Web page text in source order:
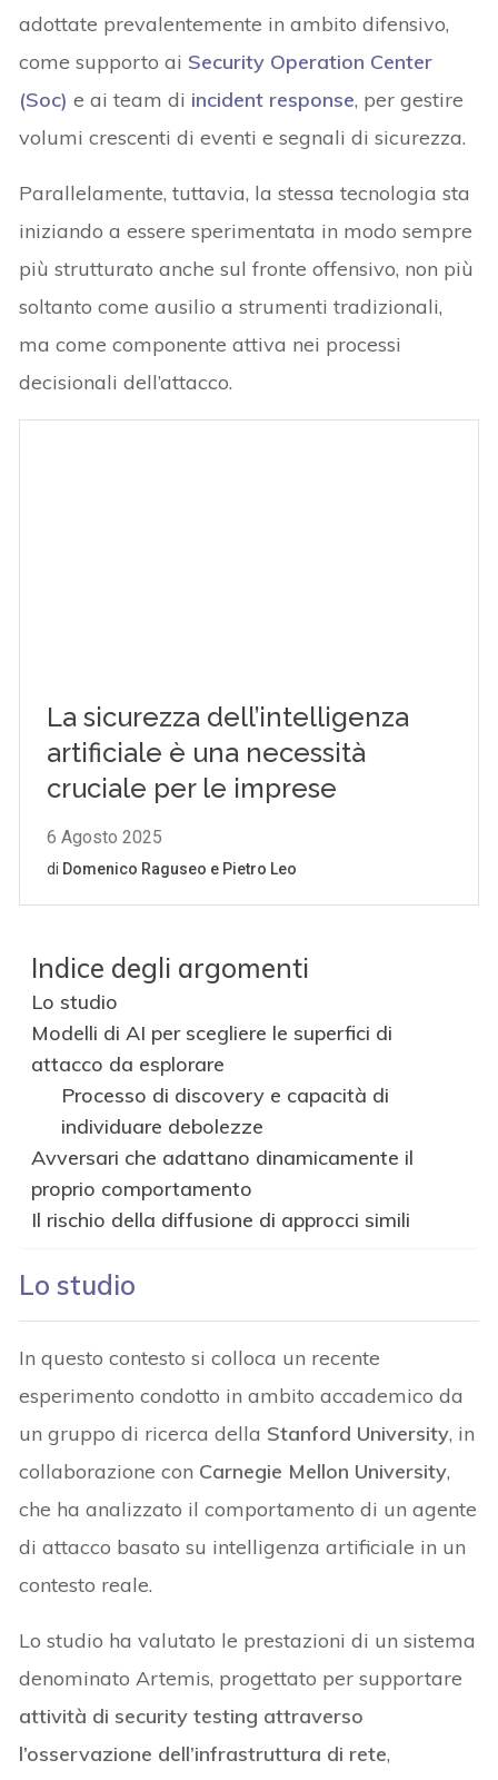
adottate prevalentemente in ambito difensivo,
come supporto ai Security Operation Center
(Soc) e ai team di incident response, per gestire
volumi crescenti di eventi e segnali di sicurezza.
Parallelamente, tuttavia, la stessa tecnologia sta
iniziando a essere sperimentata in modo sempre
più strutturato anche sul fronte offensivo, non più
soltanto come ausilio a strumenti tradizionali,
ma come componente attiva nei processi
decisionali dell’attacco.
Indice degli argomenti
Lo studio
Modelli di AI per scegliere le superfici di
attacco da esplorare
Processo di discovery e capacità di
individuare debolezze
Avversari che adattano dinamicamente il
proprio comportamento
Il rischio della diffusione di approcci simili
Lo studio
In questo contesto si colloca un recente
esperimento condotto in ambito accademico da
un gruppo di ricerca della Stanford University, in
collaborazione con Carnegie Mellon University,
che ha analizzato il comportamento di un agente
di attacco basato su intelligenza artificiale in un
contesto reale.
Lo studio ha valutato le prestazioni di un sistema
denominato Artemis, progettato per supportare
attività di security testing attraverso
l’osservazione dell’infrastruttura di rete,